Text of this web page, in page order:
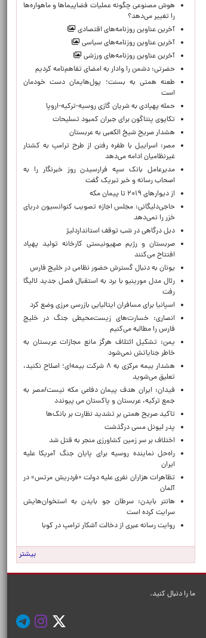
هوش مصنوعی چگونه عملیات فضاپیماها و ماهواره‌ها
را تغییر می‌دهد؟
آخرین عناوین روزنامه‌های اقتصادی
آخرین عناوین روزنامه‌های سیاسی
آخرین عناوین روزنامه‌های ورزشی
حضرتی: دشمن را وادار به امضای تفاهم‌نامه کردیم
طعنه همتی به بسنت؛ پول‌هایمان دست خودمان
است
حمله پهپادی به شریان گازی روسیه-ترکیه-اروپا
تکاپوی پنتاگون برای جبران کمبود تسلیحات
هشدار صریح شیخ الکعبی به عربستان
مصر: اسراییل با طفره رفتن از طرح ترامپ به کشتار
غیرنظامیان ادامه می‌دهد
مدیرعامل بانک سپه فرارسیدن روز خبرنگار را به
اصحاب رسانه و خبر تبریک گفت
از دیوارهای ۲۰۱۹ تا پیمان مکه
حاجی‌دلیگانی: مجلس اجازه تصویب کنوانسیون دریای
خزر را نمی‌دهد
دبل درگاهی در شب توقف استانداردلیژ
صربستان و رژیم صهیونیستی کارخانه تولید پهپاد
افتتاح می‌کنند
یونان به دنبال گسترش حضور نظامی در خلیج فارس
رئال مدل مورینیو با برد به استقبال فصل جدید لالیگا
رفت
اسپانیا برای مسافران ایتالیایی بازرسی مرزی وضع کرد
انصاری: خسارت‌های زیست‌محیطی جنگ در خلیج
فارس را مطالبه‌ می‌کنیم
یمن: تشکیل ائتلاف هرگز مانع مجازات عربستان به
خاطر جنایاتش نمی‌شود
هشدار بیمه مرکزی به ۸ شرکت بیمه‌ای؛ اصلاح نکنید،
تعلیق می‌شوید
فیدان: ایران هدف پیمان دفاعی مکه نیست/مصر به
جمع ترکیه، عربستان و پاکستان می پیوندد
تاکید صریح همتی بر تشدید نظارت بر بانک‌ها
پدر لیونل مسی درگذشت
اختلاف بر سر زمین کشاورزی منجر به قتل شد
راه‌حل نماینده روسیه برای پایان جنگ آمریکا علیه
ایران
تظاهرات هزاران نفری علیه دولت «فردریش مرتس» در
آلمان
هانتر بایدن: سرطان جو بایدن به استخوان‌هایش
سرایت کرده است
روایت رسانه عبری از دخالت آشکار ترامپ در کوبا
بیشتر
ما را دنبال کنید.